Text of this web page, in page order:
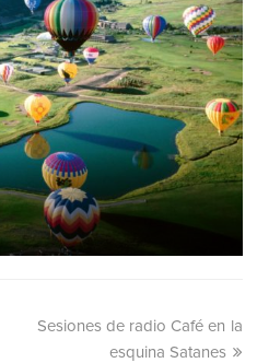
Sesiones de radio Café en la
esquina Satanes